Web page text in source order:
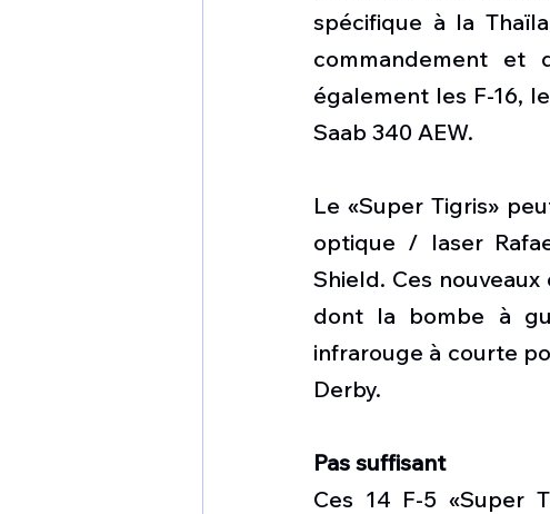
spécifique à la
commandement et
également les F-16,
Saab 340 AEW.
Le «Super Tigris»
optique / laser
Shield. Ces
dont la bombe à
infrarouge à courte
Derby.
Pas suffisant
Ces 14 F-5 «Super